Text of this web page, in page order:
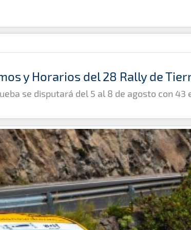
y Horarios del 28 Rally de
se disputará del 5 al 8 de agosto con 43